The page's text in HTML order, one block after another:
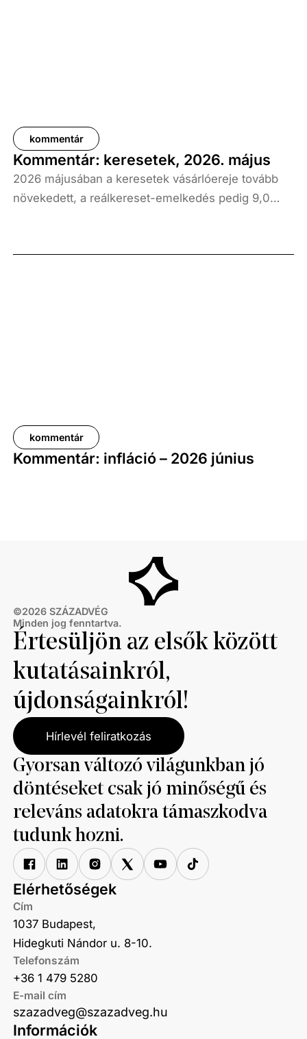
kommentár
Kommentár: keresetek, 2026. május
2026 májusában a keresetek vásárlóereje tovább
növekedett, a reálkereset-emelkedés pedig 9,0
százalékot, a nettóé 11,0 százalékot tett ki, emellett
kommentár
Kommentár: infláció – 2026 június
©2026 SZÁZADVÉG
Minden jog fenntartva.
Értesüljön az elsők között
kutatásainkról,
újdonságainkról!
Hírlevél feliratkozás
Gyorsan változó világunkban jó
döntéseket csak jó minőségű és
releváns adatokra támaszkodva
tudunk hozni.
Információk
Elérhetőségek
Cím
1037 Budapest,
Hidegkuti Nándor u. 8-10.
Telefonszám
+36 1 479 5280
E-mail cím
szazadveg@szazadveg.hu